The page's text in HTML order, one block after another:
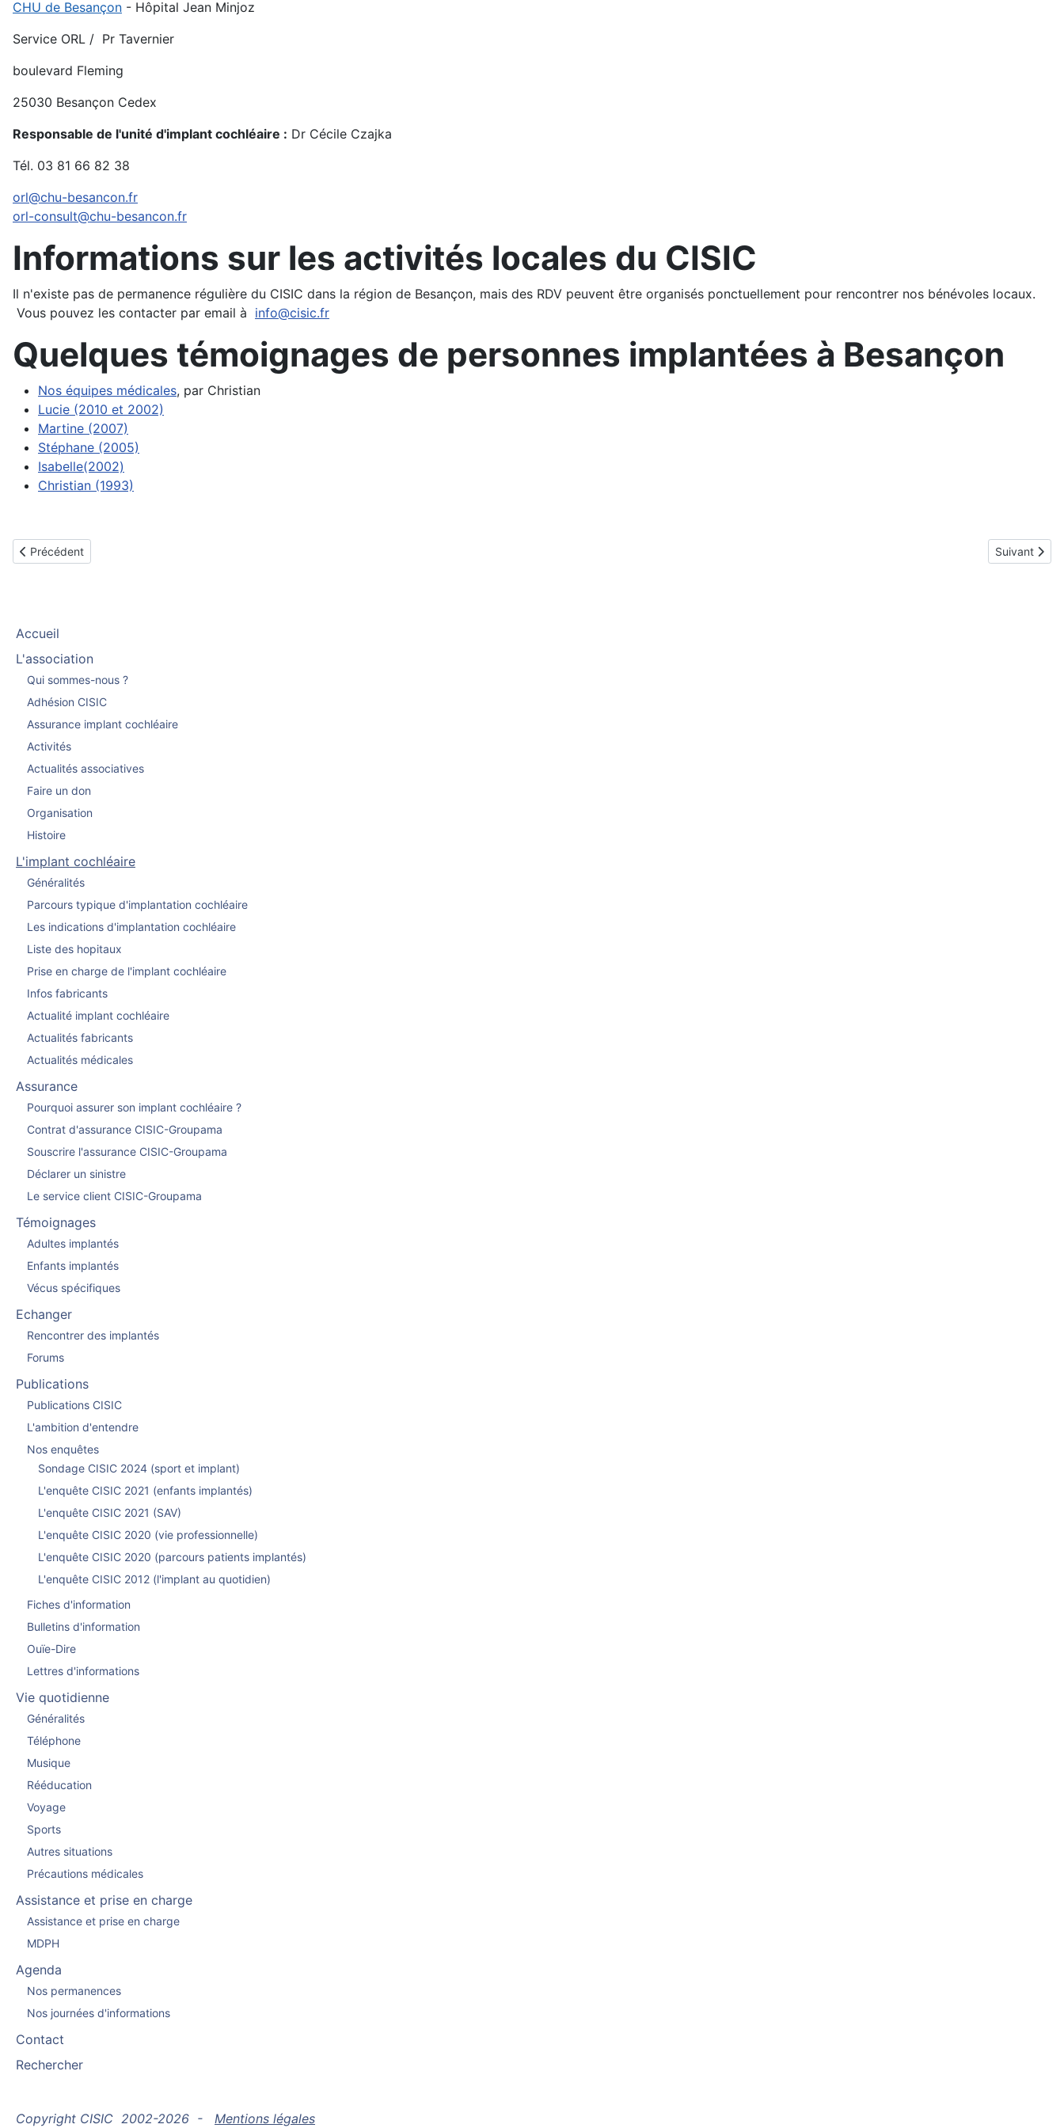
CHU de Besançon - Hôpital Jean Minjoz
Service ORL / Pr Tavernier
boulevard Fleming
25030 Besançon Cedex
Responsable de l'unité d'implant cochléaire : Dr Cécile Czajka
Tél. 03 81 66 82 38
orl@chu-besancon.fr
orl-consult@chu-besancon.fr
Informations sur les activités locales du CISIC
Il n'existe pas de permanence régulière du CISIC dans la région de Besançon, mais des RDV peuvent être organisés ponctuellement pour rencontrer nos bénévoles locaux.
Vous pouvez les contacter par email à info@cisic.fr
Quelques témoignages de personnes implantées à Besançon
Nos équipes médicales, par Christian
Lucie (2010 et 2002)
Martine (2007)
Stéphane (2005)
Isabelle(2002)
Christian (1993)
Article précédent : Angers
Précédent Article
Suivant
Accueil
L'association
Qui sommes-nous ?
Adhésion CISIC
Assurance implant cochléaire
Activités
Actualités associatives
Faire un don
Organisation
Histoire
L'implant cochléaire
Généralités
Parcours typique d'implantation cochléaire
Les indications d'implantation cochléaire
Liste des hopitaux
Prise en charge de l'implant cochléaire
Infos fabricants
Actualité implant cochléaire
Actualités fabricants
Actualités médicales
Assurance
Pourquoi assurer son implant cochléaire ?
Contrat d'assurance CISIC-Groupama
Souscrire l'assurance CISIC-Groupama
Déclarer un sinistre
Le service client CISIC-Groupama
Témoignages
Adultes implantés
Enfants implantés
Vécus spécifiques
Echanger
Rencontrer des implantés
Forums
Publications
Publications CISIC
L'ambition d'entendre
Nos enquêtes
Sondage CISIC 2024 (sport et implant)
L'enquête CISIC 2021 (enfants implantés)
L'enquête CISIC 2021 (SAV)
L'enquête CISIC 2020 (vie professionnelle)
L'enquête CISIC 2020 (parcours patients implantés)
L'enquête CISIC 2012 (l'implant au quotidien)
Fiches d'information
Bulletins d'information
Ouïe-Dire
Lettres d'informations
Vie quotidienne
Généralités
Téléphone
Musique
Rééducation
Voyage
Sports
Autres situations
Précautions médicales
Assistance et prise en charge
Assistance et prise en charge
MDPH
Agenda
Nos permanences
Nos journées d'informations
Contact
Rechercher
Copyright CISIC 2002-2026 - Mentions légales